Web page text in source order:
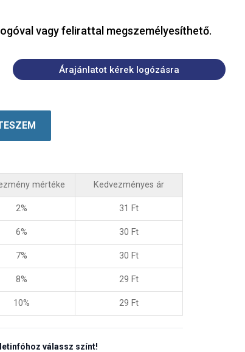
vagy felirattal megszemélyesíthető.
Árajánlatot kérek logózásra
mértéke Kedvezményes ár
2% 31 Ft
6% 30 Ft
7% 30 Ft
8% 29 Ft
10% 29 Ft
válassz színt!